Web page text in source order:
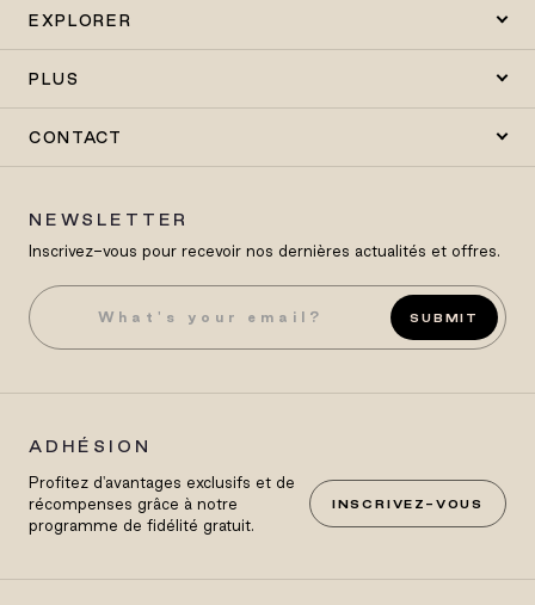
EXPLORER
PLUS
CONTACT
NEWSLETTER
Inscrivez-vous pour recevoir nos dernières actualités et offres.
SUBMIT
ADHÉSION
Profitez d'avantages exclusifs et de
récompenses grâce à notre
programme de fidélité gratuit.
INSCRIVEZ-VOUS